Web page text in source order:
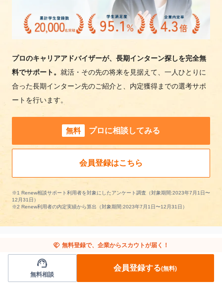
プロのキャリアアドバイザーが、長期インターン探しを完全無
料でサポート。 就活・その先の将来を見据えて、一人ひとりに
合った長期インターン先のご紹介と、内定獲得までの選考サポ
ートを行います。
無料 プロに相談してみる
会員登録はこちら
※1 Renew相談サポート利用者を対象にしたアンケート調査（対象期間:2023年7月1日〜
12月31日）
※2 Renew利用者の内定実績から算出（対象期間:2023年7月1日〜12月31日）
VC/起業支援の長期インターンを条件で絞り込
handshake 無料登録で、企業からスカウトが届く！
support_agent
無料相談
会員登録する(無料)